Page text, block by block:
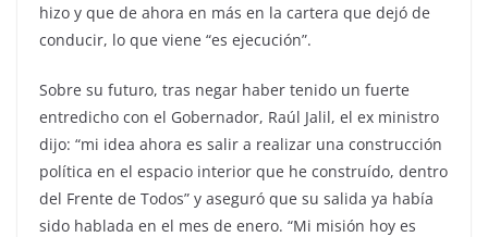
hizo y que de ahora en más en la cartera que dejó de
conducir, lo que viene “es ejecución”.
Sobre su futuro, tras negar haber tenido un fuerte
entredicho con el Gobernador, Raúl Jalil, el ex ministro
dijo: “mi idea ahora es salir a realizar una construcción
política en el espacio interior que he construído, dentro
del Frente de Todos” y aseguró que su salida ya había
sido hablada en el mes de enero. “Mi misión hoy es